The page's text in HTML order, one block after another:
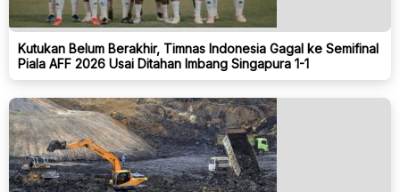
Kutukan Belum Berakhir, Timnas Indonesia Gagal ke Semifinal
Piala AFF 2026 Usai Ditahan Imbang Singapura 1-1